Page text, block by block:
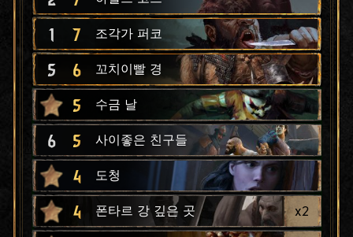
1 7 조각가 퍼코
5 6 꼬치이빨 경
5 수금 날
6 5 사이좋은 친구들
4 도청
4 폰타르 강 깊은 곳 x2